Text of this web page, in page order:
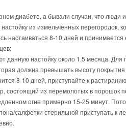
диабете, а бывали случаи, что люди
из измельченных перегородок,
настаиваться 8-10 дней и
данную настойку около 1,5 месяца. Для
должна превышать высоту покрытия
8-10 дней, приступайте к
состоящий из перемолотых в порошок
огне примерно 15-25 минут.
салфетки стерильной приступать к